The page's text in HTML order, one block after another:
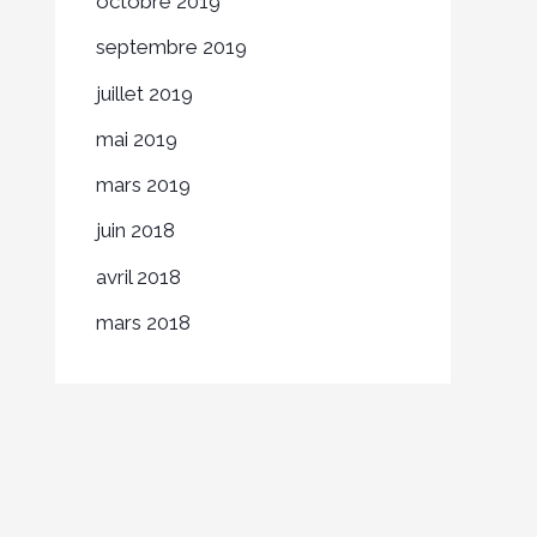
septembre 2019
juillet 2019
mai 2019
mars 2019
juin 2018
avril 2018
mars 2018